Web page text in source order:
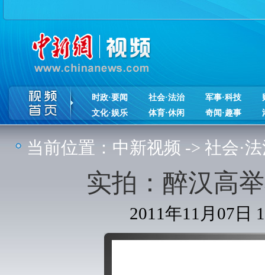
时政·要闻 社会·法治 军事·科技
文化·娱乐
体育·休闲 奇闻·趣事
当前位置： 中新视频 -> 社会·
实拍：醉汉高
2011年11月07